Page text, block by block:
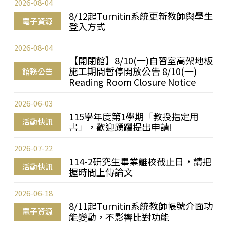
電子資源
8/12起Turnitin系統更新教師與學生
登入方式
2026-08-04
館務公告
【開閉館】8/10(一)自習室高架地板
施工期間暫停開放公告 8/10(一)
Reading Room Closure Notice
2026-08-04
活動快訊
115學年度第1學期「教授指定用
書」，歡迎踴躍提出申請!
2026-06-03
活動快訊
114-2研究生畢業離校截止日，請把
握時間上傳論文
2026-07-22
電子資源
8/11起Turnitin系統教師帳號介面功
能變動，不影響比對功能
2026-06-18